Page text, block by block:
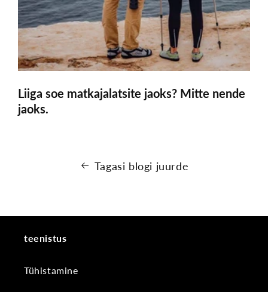
Liiga soe matkajalatsite jaoks? Mitte nende
jaoks.
Tagasi blogi juurde
teenistus
Tühistamine